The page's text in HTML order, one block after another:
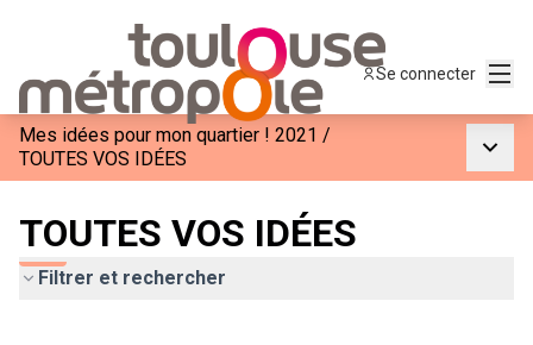
Se connecter
Mes idées pour mon quartier ! 2021 /
TOUTES VOS IDÉES
TOUTES VOS IDÉES
Filtrer et rechercher